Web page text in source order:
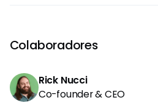
understanding of search
potential.
Colaboradores
Rick Nucci
Co-founder & CEO